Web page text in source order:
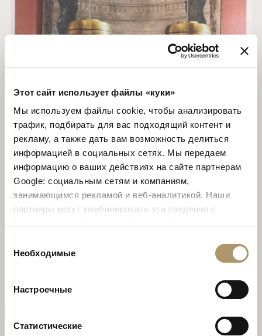
Этот сайт использует файлы «куки»
Мы используем файлы cookie, чтобы анализировать
трафик, подбирать для вас подходящий контент и
рекламу, а также дать вам возможность делиться
информацией в социальных сетях. Мы передаем
информацию о ваших действиях на сайте партнерам
Google: социальным сетям и компаниям,
занимающимся рекламой и веб-аналитикой. Наши
партнеры могут комбинировать эти сведения с
вами их сервисов. Продолжая использовать наш сайт,
согласия
Необходимые
Настроечные
Статистические
EDITORIAL REVIEW